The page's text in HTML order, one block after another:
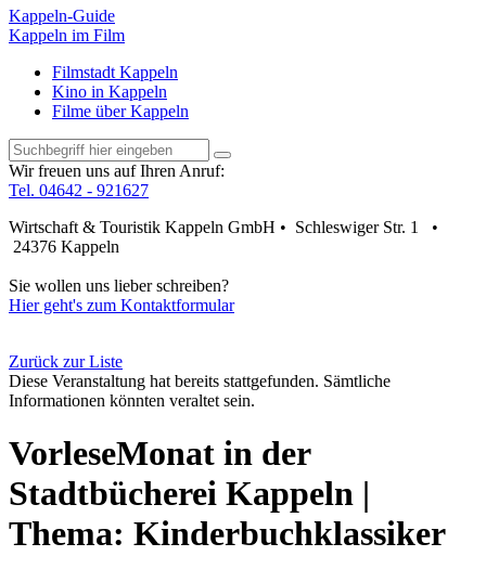
Kappeln-Guide
Kappeln im Film
Filmstadt Kappeln
Kino in Kappeln
Filme über Kappeln
Wir freuen uns auf Ihren Anruf:
Tel. 04642 - 921627
Wirtschaft & Touristik Kappeln GmbH • Schleswiger Str. 1 •
24376 Kappeln
Sie wollen uns lieber schreiben?
Hier geht's zum Kontaktformular
Zurück zur Liste
Diese Veranstaltung hat bereits stattgefunden. Sämtliche
Informationen könnten veraltet sein.
VorleseMonat in der
Stadtbücherei Kappeln |
Thema: Kinderbuchklassiker